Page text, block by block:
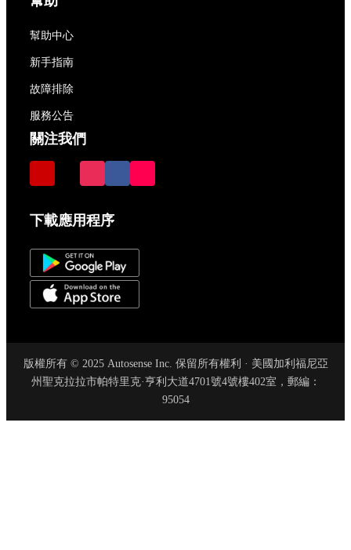
幫助中心
新手指南
故障排除
服務公告
關注我們
下載應用程序
版權所有 © 2025 Autosense Inc. 保留所有權利 · 美國加利福尼亞
州聖克拉拉市帕特里克·亨利大道4701號4號樓402室，郵編：
95054